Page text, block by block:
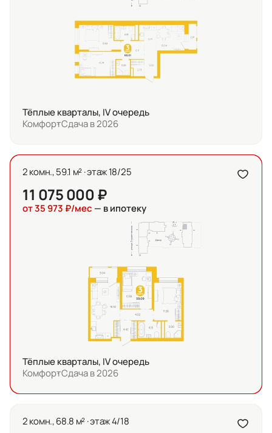
Тёплые кварталы, IV очередь
КомфортСдача в 2026
2 комн., 59.1 м² · этаж 18/25
11 075 000 ₽
от 35 973 ₽/мес — в ипотеку
Тёплые кварталы, IV очередь
КомфортСдача в 2026
2 комн., 68.8 м² · этаж 4/18